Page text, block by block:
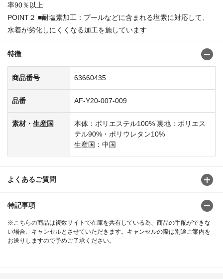
率90％以上
POINT２ ■耐塩素加工：プールなどに含まれる塩素に対応して、
水着が劣化しにくくなる加工を施しています
特徴
商品番号 63660435
品番 AF-Y20-007-009
素材・生産国
本体：ポリエステル100% 裏地：ポリエス
テル90%・ポリウレタン10%
生産国：中国
よくあるご質問
特記事項
※こちらの商品は複数サイトで在庫を共有している為、商品の手配ができな
い場合、キャンセルとさせていただきます。キャンセルの際は別途ご案内を
お送りしますので予めご了承ください。